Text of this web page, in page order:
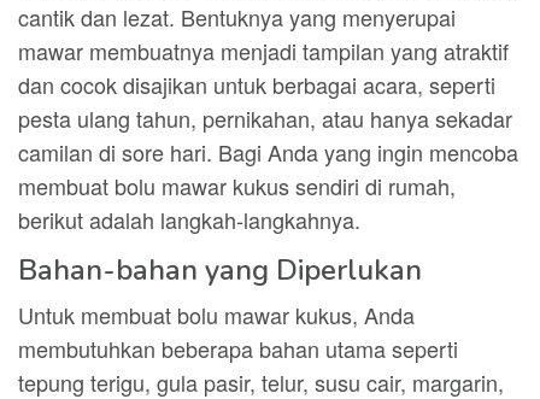
cantik dan lezat. Bentuknya yang menyerupai
mawar membuatnya menjadi tampilan yang atraktif
dan cocok disajikan untuk berbagai acara, seperti
pesta ulang tahun, pernikahan, atau hanya sekadar
camilan di sore hari. Bagi Anda yang ingin mencoba
membuat bolu mawar kukus sendiri di rumah,
berikut adalah langkah-langkahnya.
Bahan-bahan yang Diperlukan
Untuk membuat bolu mawar kukus, Anda
membutuhkan beberapa bahan utama seperti
tepung terigu, gula pasir, telur, susu cair, margarin,